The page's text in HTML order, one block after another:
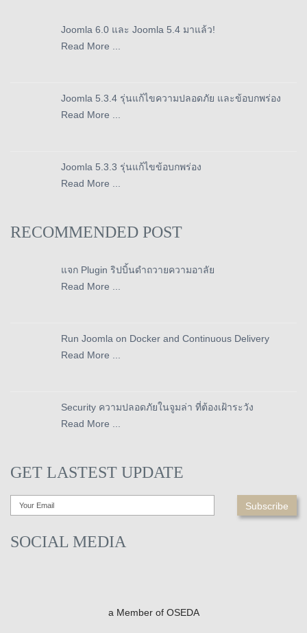
Joomla 6.0 และ Joomla 5.4 มาแล้ว!
Read More ...
Joomla 5.3.4 รุ่นแก้ไขความปลอดภัย และข้อบกพร่อง
Read More ...
Joomla 5.3.3 รุ่นแก้ไขข้อบกพร่อง
Read More ...
RECOMMENDED POST
แจก Plugin ริปบิ้นดำถวายความอาลัย
Read More ...
Run Joomla on Docker and Continuous Delivery
Read More ...
Security ความปลอดภัยในจูมล่า ที่ต้องเฝ้าระวัง
Read More ...
GET LASTEST UPDATE
SOCIAL MEDIA
a Member of OSEDA